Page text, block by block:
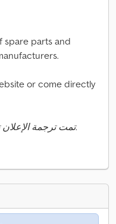
spare parts and
or come directly
تمت ترجمة الإعلان تلقائيًا. قد تحدث أخطاء في الترجمة.